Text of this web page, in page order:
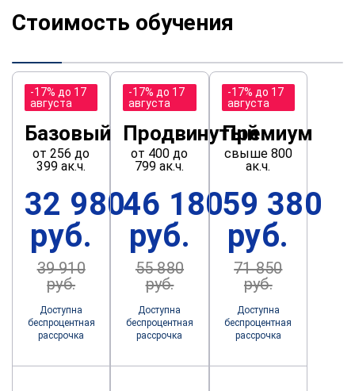
Стоимость обучения
-17% до 17
августа
Базовый
от 256 до
399 ак.ч.
32 980
руб.
39 910
руб.
Доступна
беспроцентная
рассрочка
-17% до 17
августа
Продвинутый
от 400 до
799 ак.ч.
46 180
руб.
55 880
руб.
Доступна
беспроцентная
рассрочка
-17% до 17
августа
Премиум
свыше 800
ак.ч.
59 380
руб.
71 850
руб.
Доступна
беспроцентная
рассрочка